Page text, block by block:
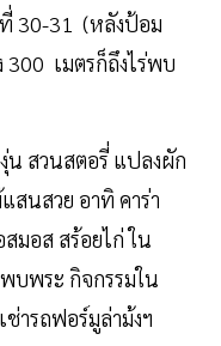
30-31 (หลังป้อม
300 เมตรก็ถึงไร่พบ
น สวนสตอรี่ แปลงผัก
สนสวย อาทิ คาร่า
สมอส สร้อยไก่ ใน
บพระ กิจกรรมใน
ช่ารถฟอร์มูล่าม้งฯ